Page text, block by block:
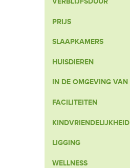
PRIJS
SLAAPKAMERS
HUISDIEREN
IN DE OMGEVING VAN
FACILITEITEN
KINDVRIENDELIJKHEID
LIGGING
WELLNESS